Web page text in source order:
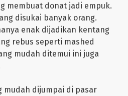
membuat donat jadi empuk.
disukai banyak orang.
enak dijadikan kentang
rebus seperti mashed
mudah ditemui ini juga
mudah dijumpai di pasar